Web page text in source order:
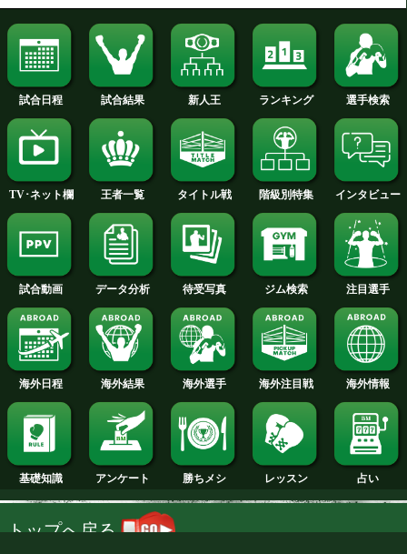
2016年
2015年
2014年
2013年
2012年
2011年
2010年